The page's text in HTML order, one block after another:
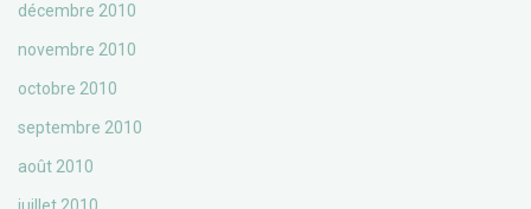
décembre 2010
novembre 2010
octobre 2010
septembre 2010
août 2010